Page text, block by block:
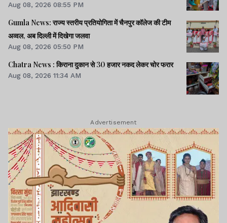
Aug 08, 2026 08:55 PM
Gumla News: राज्य स्तरीय प्रतियोगिता में चैनपुर कॉलेज की टीम
अव्वल, अब दिल्ली में दिखेगा जलवा
Aug 08, 2026 05:50 PM
Chatra News : किराना दुकान से 30 हजार नकद लेकर चोर फरार
Aug 08, 2026 11:34 AM
Advertisement